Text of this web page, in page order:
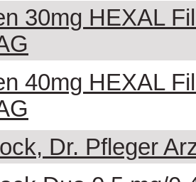
30mg HEXAL
40mg HEXAL
Dr. Pfleger